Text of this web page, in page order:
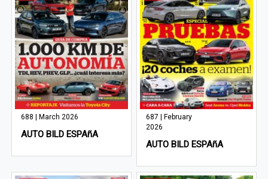
688 | March 2026
AUTO BILD ESPAñA
687 | February
2026
AUTO BILD ESPAñA